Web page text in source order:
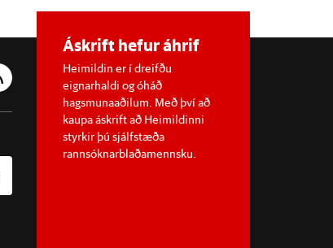
Áskrift hefur áhrif
Heimildin er í dreifðu
eignarhaldi og óháð
hagsmunaaðilum. Með því að
kaupa áskrift að Heimildinni
styrkir þú sjálfstæða
rannsóknarblaðamennsku.